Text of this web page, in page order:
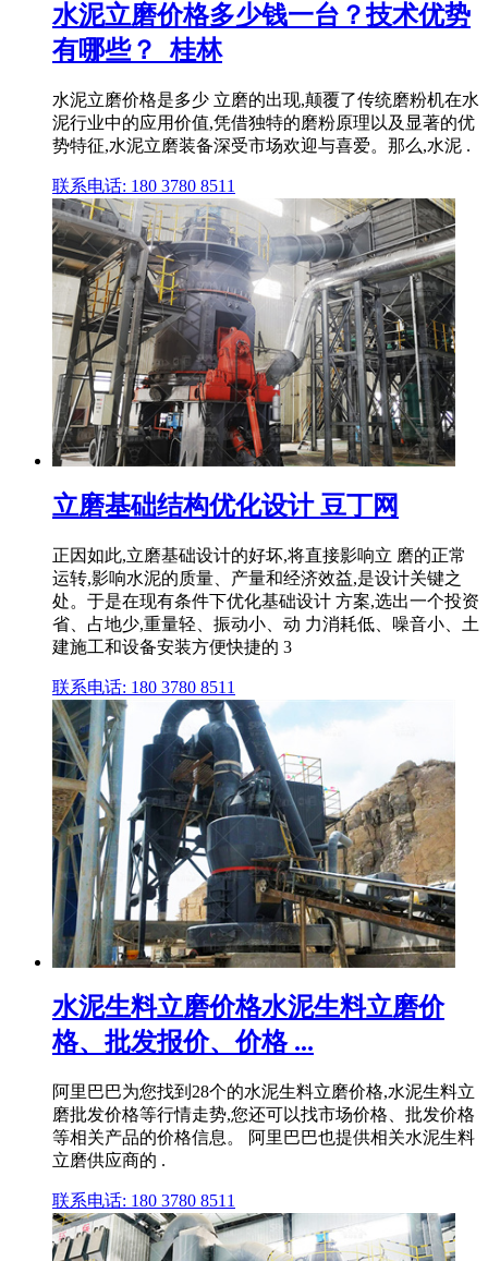
水泥立磨价格多少钱一台？技术优势
有哪些？_桂林
水泥立磨价格是多少 立磨的出现,颠覆了传统磨粉机在水
泥行业中的应用价值,凭借独特的磨粉原理以及显著的优
势特征,水泥立磨装备深受市场欢迎与喜爱。那么,水泥 .
联系电话: 180 3780 8511
立磨基础结构优化设计 豆丁网
正因如此,立磨基础设计的好坏,将直接影响立 磨的正常
运转,影响水泥的质量、产量和经济效益,是设计关键之
处。于是在现有条件下优化基础设计 方案,选出一个投资
省、占地少,重量轻、振动小、动 力消耗低、噪音小、土
建施工和设备安装方便快捷的 3
联系电话: 180 3780 8511
水泥生料立磨价格水泥生料立磨价
格、批发报价、价格 ...
阿里巴巴为您找到28个的水泥生料立磨价格,水泥生料立
磨批发价格等行情走势,您还可以找市场价格、批发价格
等相关产品的价格信息。 阿里巴巴也提供相关水泥生料
立磨供应商的 .
联系电话: 180 3780 8511